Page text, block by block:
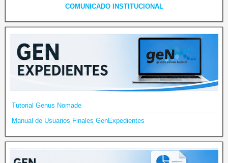
COMUNICADO INSTITUCIONAL
Tutorial Genus Nomade
Manual de Usuarios Finales GenExpedientes